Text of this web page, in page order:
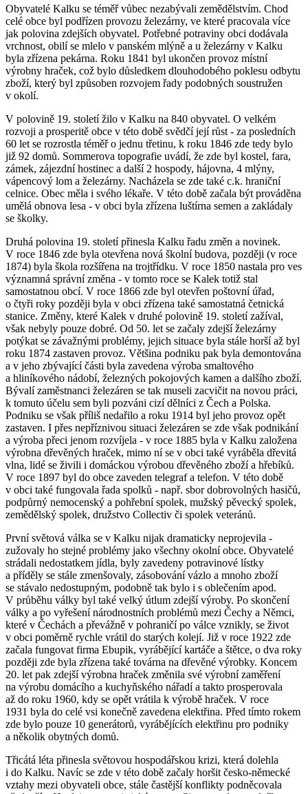
Obyvatelé Kalku se téměř vůbec nezabývali zemědělstvím. Chod
celé obce byl podřízen provozu železárny, ve které pracovala více
jak polovina zdejších obyvatel. Potřebné potraviny obci dodávala
vrchnost, obilí se mlelo v panském mlýně a u železárny v Kalku
byla zřízena pekárna. Roku 1841 byl ukončen provoz místní
výrobny hraček, což bylo důsledkem dlouhodobého poklesu odbytu
zboží, který byl způsoben rozvojem řady podobných soustružen
v okolí.
V polovině 19. století žilo v Kalku na 840 obyvatel. O velkém
rozvoji a prosperitě obce v této době svědčí její růst - za posledních
60 let se rozrostla téměř o jednu třetinu, k roku 1846 zde tedy bylo
již 92 domů. Sommerova topografie uvádí, že zde byl kostel, fara,
zámek, zájezdní hostinec a další 2 hospody, hájovna, 4 mlýny,
vápencový lom a železárny. Nacházela se zde také c.k. hraniční
celnice. Obec měla i svého lékaře. V této době začala být prováděna
umělá obnova lesa - v obci byla zřízena luštírna semen a zakládaly
se školky.
Druhá polovina 19. století přinesla Kalku řadu změn a novinek.
V roce 1846 zde byla otevřena nová školní budova, později (v roce
1874) byla škola rozšířena na trojtřídku. V roce 1850 nastala pro ves
významná správní změna - v tomto roce se Kalek totiž stal
samostatnou obcí. V roce 1866 zde byl otevřen poštovní úřad,
o čtyři roky později byla v obci zřízena také samostatná četnická
stanice. Změny, které Kalek v druhé polovině 19. století zažíval,
však nebyly pouze dobré. Od 50. let se začaly zdejší železárny
potýkat se závažnými problémy, jejich situace byla stále horší až byl
roku 1874 zastaven provoz. Většina podniku pak byla demontována
a v jeho zbývající části byla zavedena výroba smaltového
a hliníkového nádobí, železných pokojových kamen a dalšího zboží.
Bývalí zaměstnanci železáren se tak museli zacvičit na novou práci,
k tomuto účelu sem byli pozváni cizí dělníci z Čech a Polska.
Podniku se však příliš nedařilo a roku 1914 byl jeho provoz opět
zastaven. I přes nepříznivou situaci železáren se zde však podnikání
a výroba přeci jenom rozvíjela - v roce 1885 byla v Kalku založena
výrobna dřevěných hraček, mimo ní se v obci také vyráběla dřevitá
vlna, lidé se živili i domáckou výrobou dřevěného zboží a hřebíků.
V roce 1897 byl do obce zaveden telegraf a telefon. V této době
v obci také fungovala řada spolků - např. sbor dobrovolných hasičů,
podpůrný nemocenský a pohřební spolek, mužský pěvecký spolek,
zemědělský spolek, družstvo Collectiv či spolek veteránů.
První světová válka se v Kalku nijak dramaticky neprojevila -
zužovaly ho stejné problémy jako všechny okolní obce. Obyvatelé
strádali nedostatkem jídla, byly zavedeny potravinové lístky
a příděly se stále zmenšovaly, zásobování vázlo a mnoho zboží
se stávalo nedostupným, podobně tak bylo i s oblečením apod.
V průběhu války byl také velký útlum zdejší výroby. Po skončení
války a po vyřešení národnostních problémů mezi Čechy a Němci,
které v Čechách a převážně v pohraničí po válce vznikly, se život
v obci poměrně rychle vrátil do starých kolejí. Již v roce 1922 zde
začala fungovat firma Ebupik, vyrábějící kartáče a štětce, o dva roky
později zde byla zřízena také továrna na dřevěné výrobky. Koncem
20. let pak zdejší výrobna hraček změnila své výrobní zaměření
na výrobu domácího a kuchyňského nářadí a takto prosperovala
až do roku 1960, kdy se opět vrátila k výrobě hraček. V roce
1931 byla do celé vsi konečně zavedena elektřina. Před tímto rokem
zde bylo pouze 10 generátorů, vyrábějících elektřinu pro podniky
a několik obytných domů.
Třicátá léta přinesla světovou hospodářskou krizi, která dolehla
i do Kalku. Navíc se zde v této době začaly horšit česko-německé
vztahy mezi obyvateli obce, stále častější konflikty podněcovala